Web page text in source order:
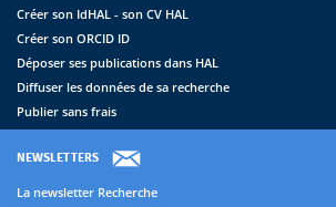
Créer son IdHAL - son CV HAL
Créer son ORCID ID
Déposer ses publications dans HAL
Diffuser les données de sa recherche
Publier sans frais
NEWSLETTERS
La newsletter Recherche